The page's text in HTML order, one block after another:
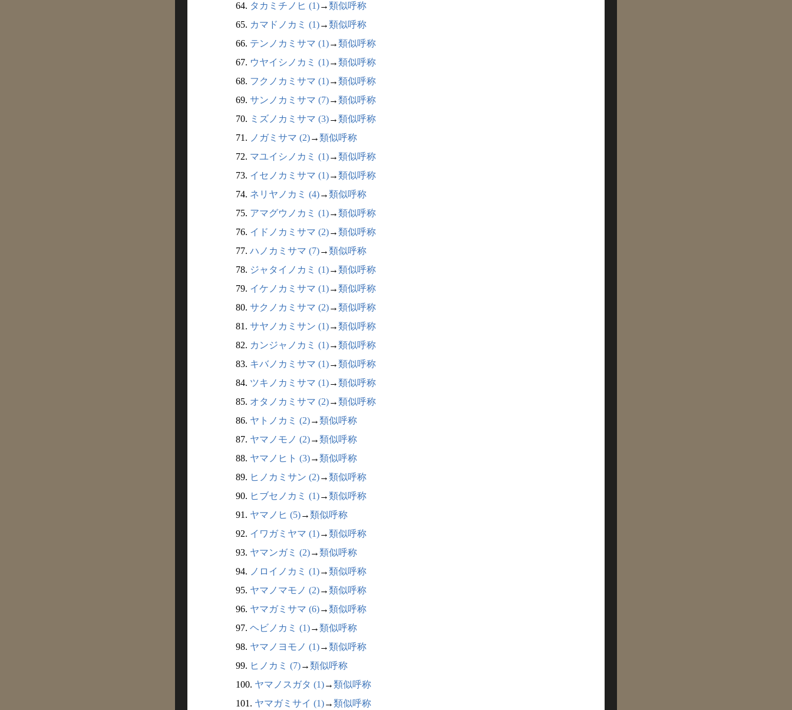
64. タカミチノヒ (1)→類似呼称
65. カマドノカミ (1)→類似呼称
66. テンノカミサマ (1)→類似呼称
67. ウヤイシノカミ (1)→類似呼称
68. フクノカミサマ (1)→類似呼称
69. サンノカミサマ (7)→類似呼称
70. ミズノカミサマ (3)→類似呼称
71. ノガミサマ (2)→類似呼称
72. マユイシノカミ (1)→類似呼称
73. イセノカミサマ (1)→類似呼称
74. ネリヤノカミ (4)→類似呼称
75. アマグウノカミ (1)→類似呼称
76. イドノカミサマ (2)→類似呼称
77. ハノカミサマ (7)→類似呼称
78. ジャタイノカミ (1)→類似呼称
79. イケノカミサマ (1)→類似呼称
80. サクノカミサマ (2)→類似呼称
81. サヤノカミサン (1)→類似呼称
82. カンジャノカミ (1)→類似呼称
83. キバノカミサマ (1)→類似呼称
84. ツキノカミサマ (1)→類似呼称
85. オタノカミサマ (2)→類似呼称
86. ヤトノカミ (2)→類似呼称
87. ヤマノモノ (2)→類似呼称
88. ヤマノヒト (3)→類似呼称
89. ヒノカミサン (2)→類似呼称
90. ヒブセノカミ (1)→類似呼称
91. ヤマノヒ (5)→類似呼称
92. イワガミヤマ (1)→類似呼称
93. ヤマンガミ (2)→類似呼称
94. ノロイノカミ (1)→類似呼称
95. ヤマノマモノ (2)→類似呼称
96. ヤマガミサマ (6)→類似呼称
97. ヘビノカミ (1)→類似呼称
98. ヤマノヨモノ (1)→類似呼称
99. ヒノカミ (7)→類似呼称
100. ヤマノスガタ (1)→類似呼称
101. ヤマガミサイ (1)→類似呼称